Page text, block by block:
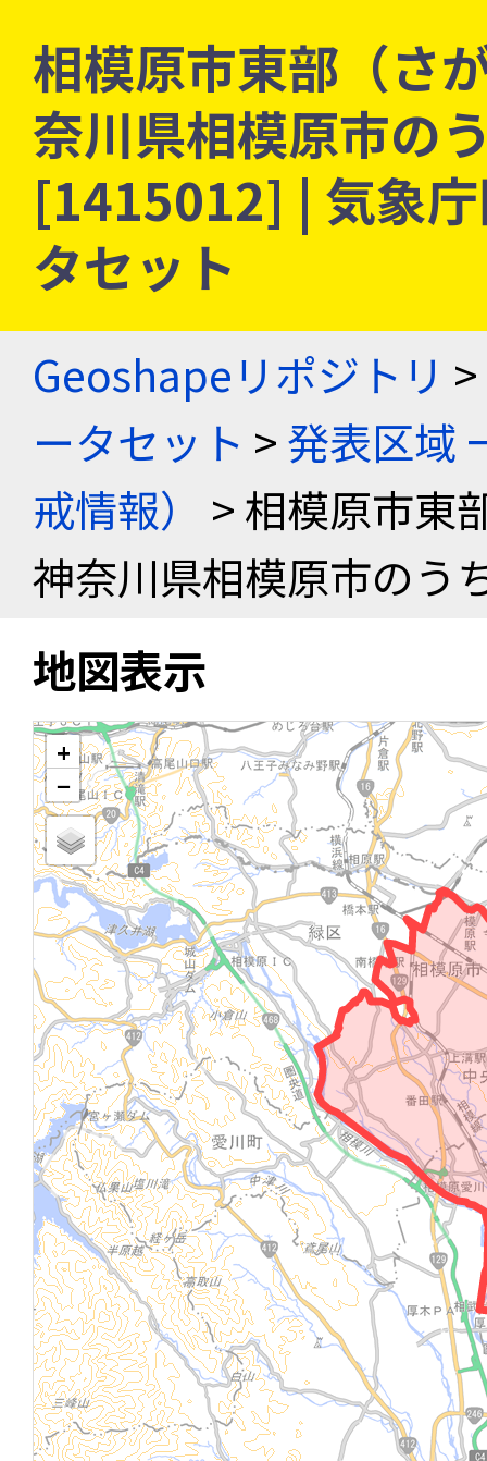
相模原市東部（さ
奈川県相模原市の
[1415012] | 気象
タセット
Geoshapeリポジトリ >
ータセット >発表区域
戒情報）
> 相模原市東
神奈川県相模原市のう
地図表示
+
−